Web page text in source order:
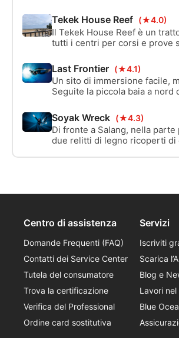
un'abbondanza di vita marina.
qui, ma i cacciatori sono
Tekek House Reef (★4.0)
Il Tekek House Reef è un
tutti i centri per corsi e prove
marea. Il reef si estende dalla
trasforma in un fondo sabbioso.
Last Frontier (★4.1)
Un sito di immersione facile,
Seguite la piccola baia a
Soyak Wreck (★4.3)
Di fronte a Salang, nella
due relitti di legno ricoperti di
Centro di assistenza
Domande Frequenti (FAQ)
Contatti dei Service Center
Tutela del consumatore
Trova la certificazione
Verifica del Professional
Ordine card sostitutiva
Servizi
Iscriviti
Scarica
Blog e
Lavori
Blue